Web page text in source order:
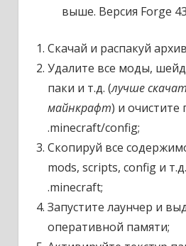
выше. Версия Forge
Скачай и распакуй
Удалите все моды,
паки и т.д. (лучше
майнкрафт) и очистите
.minecraft/config;
Скопируй все
mods, scripts, config и
.minecraft;
Запустите лаунчер и
оперативной памяти;